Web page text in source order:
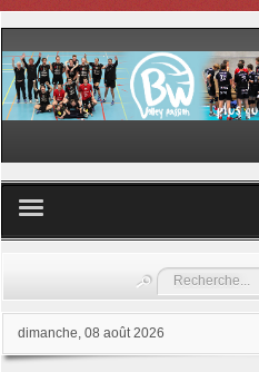
Les samedis du sport
Rechercher
dimanche, 08 août 2026